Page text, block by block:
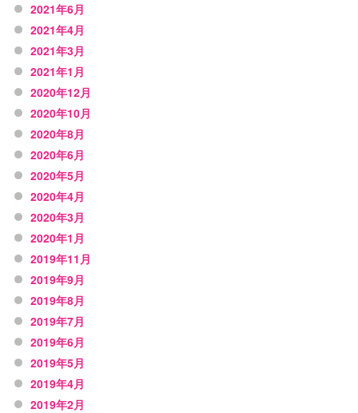
2021年6月
2021年4月
2021年3月
2021年1月
2020年12月
2020年10月
2020年8月
2020年6月
2020年5月
2020年4月
2020年3月
2020年1月
2019年11月
2019年9月
2019年8月
2019年7月
2019年6月
2019年5月
2019年4月
2019年2月